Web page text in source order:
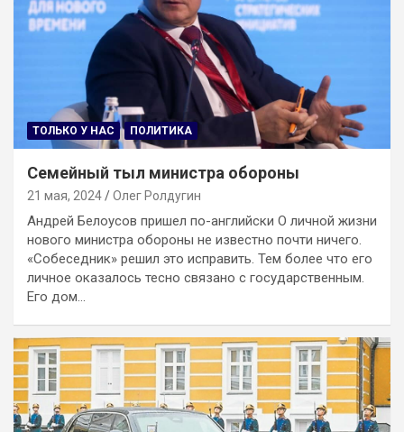
ТОЛЬКО У НАС ПОЛИТИКА
Семейный тыл министра обороны
21 мая, 2024 Олег Ролдугин
Андрей Белоусов пришел по-английски О личной жизни
нового министра обороны не известно почти ничего.
«Собеседник» решил это исправить. Тем более что его
личное оказалось тесно связано с государственным.
Его дом…